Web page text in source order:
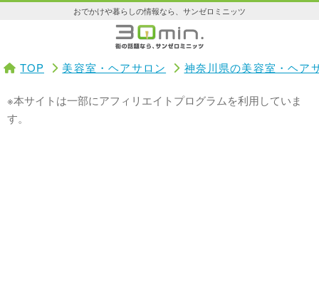
おでかけや暮らしの情報なら、サンゼロミニッツ
TOP 美容室・ヘアサロン 神奈川県の美容室・ヘア
※本サイトは一部にアフィリエイトプログラムを利用していま
す。